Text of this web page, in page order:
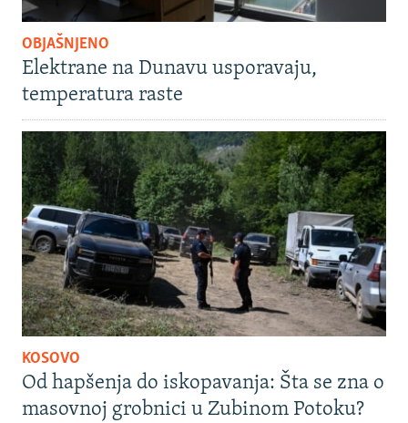
OBJAŠNJENO
Elektrane na Dunavu usporavaju,
temperatura raste
KOSOVO
Od hapšenja do iskopavanja: Šta se zna o
masovnoj grobnici u Zubinom Potoku?